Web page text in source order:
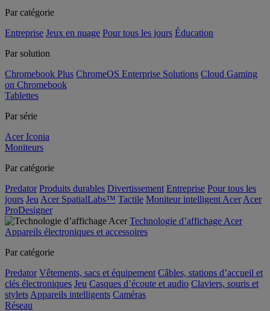
Par catégorie
Entreprise Jeux en nuage Pour tous les jours Éducation
Par solution
Chromebook Plus ChromeOS Enterprise Solutions Cloud Gaming
on Chromebook
Tablettes
Par série
Acer Iconia
Moniteurs
Par catégorie
Predator Produits durables Divertissement Entreprise Pour tous les
jours Jeu Acer SpatialLabs™ Tactile Moniteur intelligent Acer Acer
ProDesigner
Technologie d’affichage Acer
Appareils électroniques et accessoires
Par catégorie
Predator Vêtements, sacs et équipement Câbles, stations d’accueil et
clés électroniques Jeu Casques d’écoute et audio Claviers, souris et
stylets Appareils intelligents Caméras
Réseau